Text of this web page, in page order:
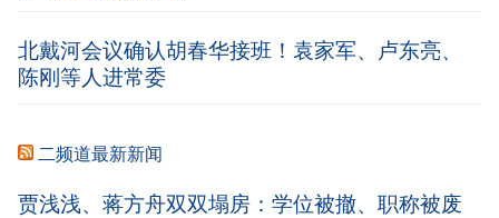
北戴河会议确认胡春华接班！袁家军、卢东亮、
陈刚等人进常委
二频道最新新闻
贾浅浅、蒋方舟双双塌房：学位被撤、职称被废